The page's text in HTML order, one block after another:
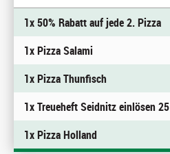
1x 50% Rabatt auf jede 2. Pizza
1x Pizza Salami
1x Pizza Thunfisch
1x Treueheft Seidnitz einlösen 25
1x Pizza Holland